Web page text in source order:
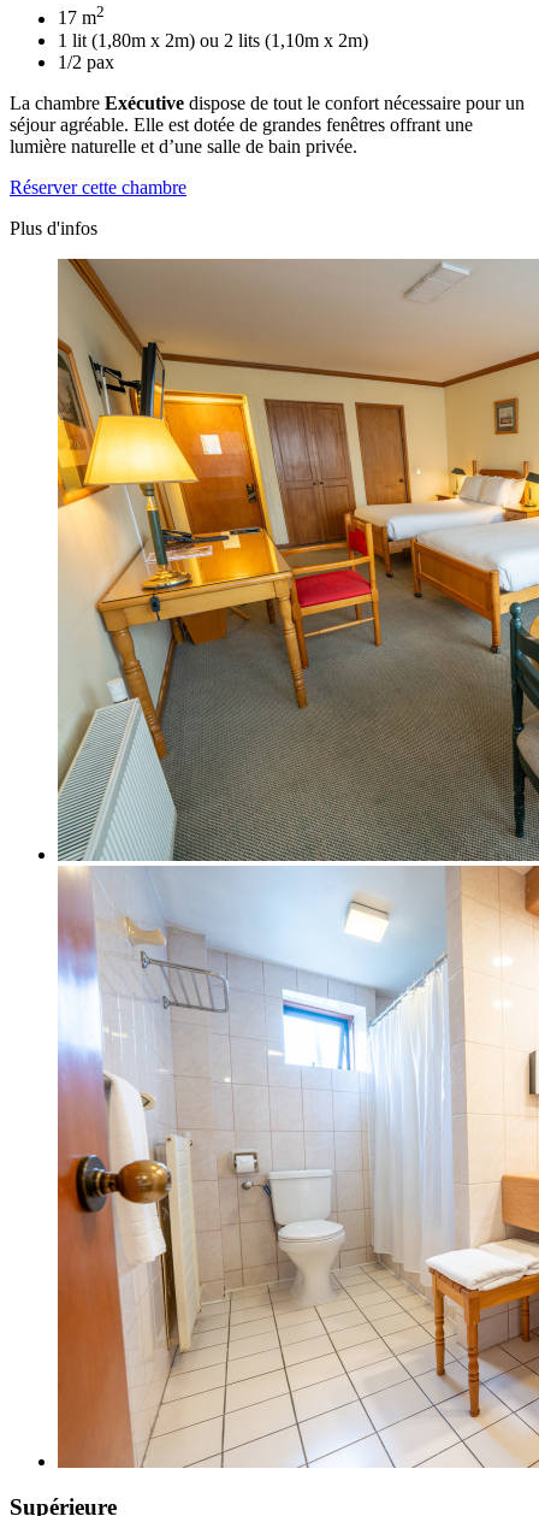
17 m2
1 lit (1,80m x 2m) ou 2 lits (1,10m x 2m)
1/2 pax
La chambre Exécutive dispose de tout le confort nécessaire pour un
séjour agréable. Elle est dotée de grandes fenêtres offrant une
lumière naturelle et d’une salle de bain privée.
Réserver cette chambre
Plus d'infos
Supérieure